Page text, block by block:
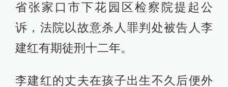
省张家口市下花园区检察院提起公
诉，法院以故意杀人罪判处被告人李
建红有期徒刑十二年。
李建红的丈夫在孩子出生不久后便外